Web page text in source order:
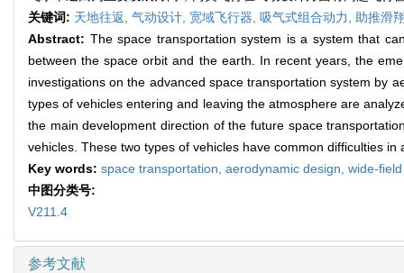
关键词: 天地往返, 气动设计, 宽域飞行器, 吸气式组合动力, 助推滑
Abstract: The space transportation system is a system that
between the space orbit and the earth. In recent years, the
investigations on the advanced space transportation system by
types of vehicles entering and leaving the atmosphere are
the main development direction of the future space
vehicles. These two types of vehicles have common difficulties
Key words: space transportation, aerodynamic design, wide-
中图分类号:
V211.4
参考文献